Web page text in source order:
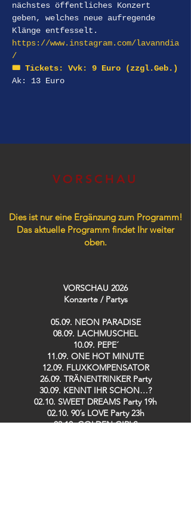
nächstes öffentliches Konzert
geben, welches neue aufregende
Klänge entfesselt.
https://www.instagram.com/lavanndia
/
🎟️ Tickets: Vvk: 9 Euro (zzgl.Geb.)
Ak: 13 Euro
VORSCHAU
Dies ist nur eine Ergänzung zum Programm!
Das aktuelle Programm findet Ihr weiter
oben.
VORSCHAU 2026
Konzerte / Partys​
05.09. NEON PARADISE
08.09. LACHMUSCHEL
10.09. PEPE´
11.09. ONE HOT MINUTE
12.09. FLUXKOMPENSATOR
26.09. TRÄNENTRINKER Party
30.09. KENNT IHR SCHON…?
02.10. SWEET DREAMS Party 19h
02.10. 90´s LOVE Party 23h
03.10. GOLDEN GIRLS